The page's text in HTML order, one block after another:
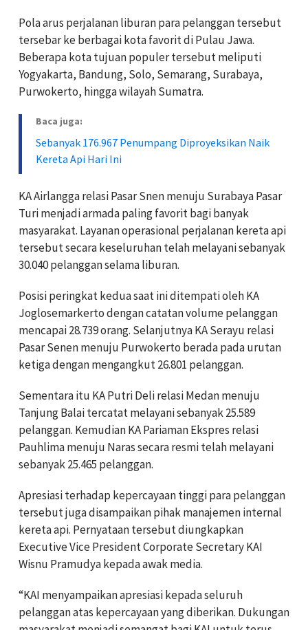
Pola arus perjalanan liburan para pelanggan tersebut
tersebar ke berbagai kota favorit di Pulau Jawa.
Beberapa kota tujuan populer tersebut meliputi
Yogyakarta, Bandung, Solo, Semarang, Surabaya,
Purwokerto, hingga wilayah Sumatra.
Baca juga:
Sebanyak 176.967 Penumpang Diproyeksikan Naik
Kereta Api Hari Ini
KA Airlangga relasi Pasar Snen menuju Surabaya Pasar
Turi menjadi armada paling favorit bagi banyak
masyarakat. Layanan operasional perjalanan kereta api
tersebut secara keseluruhan telah melayani sebanyak
30.040 pelanggan selama liburan.
Posisi peringkat kedua saat ini ditempati oleh KA
Joglosemarkerto dengan catatan volume pelanggan
mencapai 28.739 orang. Selanjutnya KA Serayu relasi
Pasar Senen menuju Purwokerto berada pada urutan
ketiga dengan mengangkut 26.801 pelanggan.
Sementara itu KA Putri Deli relasi Medan menuju
Tanjung Balai tercatat melayani sebanyak 25.589
pelanggan. Kemudian KA Pariaman Ekspres relasi
Pauhlima menuju Naras secara resmi telah melayani
sebanyak 25.465 pelanggan.
Apresiasi terhadap kepercayaan tinggi para pelanggan
tersebut juga disampaikan pihak manajemen internal
kereta api. Pernyataan tersebut diungkapkan
Executive Vice President Corporate Secretary KAI
Wisnu Pramudya kepada awak media.
“KAI menyampaikan apresiasi kepada seluruh
pelanggan atas kepercayaan yang diberikan. Dukungan